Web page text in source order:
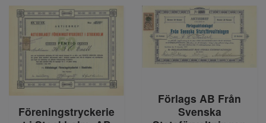
Föreningstryckerie
Förlags AB Från
Svenska